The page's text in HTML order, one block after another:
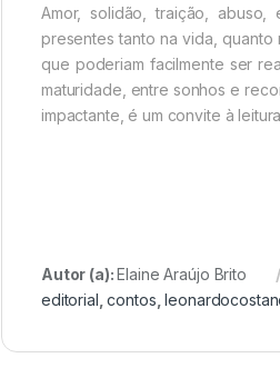
Amor, solidão, traição, abuso,
presentes tanto na vida, quanto
que poderiam facilmente ser
maturidade, entre sonhos e
impactante, é um convite à
Autor (a):Elaine Araújo Brito
editorial ,contos ,